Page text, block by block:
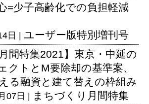
=少子高齢化での負担軽減
日 | ユーザー版特別増刊号
間特集2021】東京・中延の
クトとM要除却の基準案、
る融資と建て替えの枠組み
07日 |
まちづくり月間特集